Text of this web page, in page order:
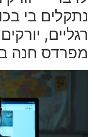
נתקלים בי
רגליים,
מפרדס חנה